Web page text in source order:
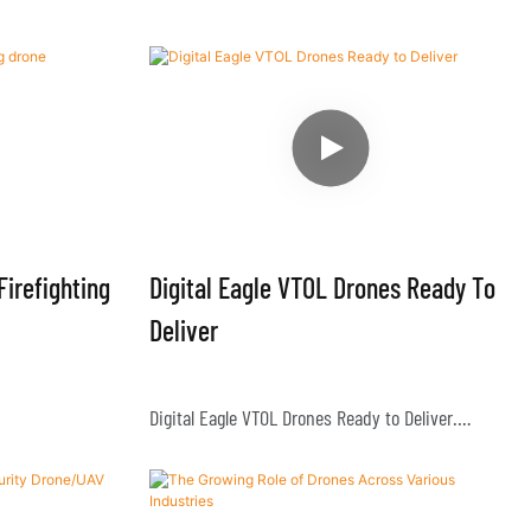
pekerja.
tropika.
hutan, dan
hutan dengan
Digital Eagle VTOL Drones Ready To
Deliver
Digital Eagle VTOL Drones Ready to Deliver.